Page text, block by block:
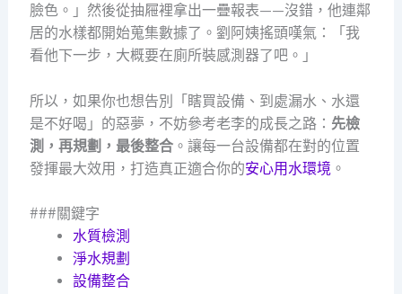
臉色。」然後從抽屜裡拿出一疊報表——沒錯，他連鄰
居的水樣都開始蒐集數據了。劉阿姨搖頭嘆氣：「我
看他下一步，大概要在廁所裝感測器了吧。」
所以，如果你也想告別「瞎買設備、到處漏水、水還
是不好喝」的惡夢，不妨參考老李的成長之路： 先檢
測，再規劃，最後整合。讓每一台設備都在對的位置
發揮最大效用，打造真正適合你的安心用水環境 。
###關鍵字
水質檢測
淨水規劃
設備整合